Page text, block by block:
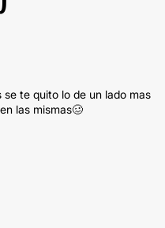
se te quito lo de un lado mas
las mismas🥴